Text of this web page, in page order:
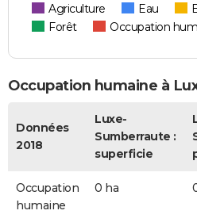
Agriculture Eau
Forêt
Occupation
Occupation humaine à
Données
2018
Luxe-
Sumberraute :
superficie
Occupation
humaine
0 ha